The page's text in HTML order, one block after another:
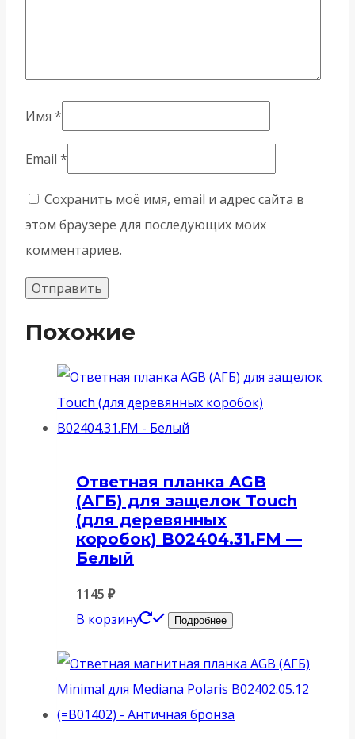
Имя *
Email *
Сохранить моё имя, email и адрес сайта в
этом браузере для последующих моих
комментариев.
Похожие
Ответная планка AGB
(АГБ) для защелок Touch
(для деревянных
коробок) B02404.31.FM —
Белый
1145 ₽
В корзину
Подробнее